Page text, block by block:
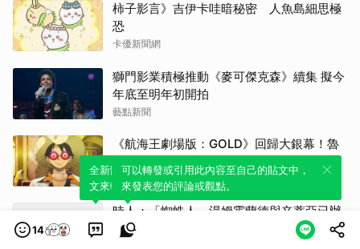
柿子影言》吉伊卡哇暗秘密 人魚島細思極
恐
卡優新聞網
獅門影業積極推動《麥可傑克森》續集 擬今
年底至明年初開拍
藝點新聞
《航海王劇場版：GOLD》回歸大銀幕！魯
夫全員換新裝 滿島光、菜菜緒驚喜獻聲
鏡報
時人：「蜘蛛人」湯姆霍蘭德與辛蒂亞已辦
派對慶祝結婚
14
全新體驗！一鍵引用此內容，透過發布貼
文來輕鬆表達個人立場。
可以轉發或引用此內容至自己的貼文中，
來發表您的評論或觀點。